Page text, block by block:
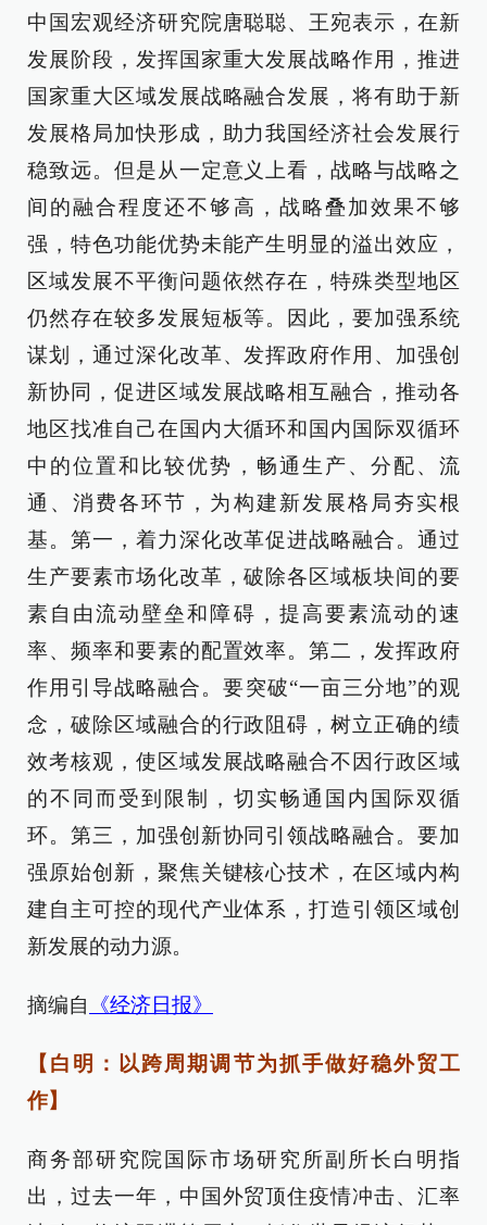
中国宏观经济研究院唐聪聪、王宛表示，在新
发展阶段，发挥国家重大发展战略作用，推进
国家重大区域发展战略融合发展，将有助于新
发展格局加快形成，助力我国经济社会发展行
稳致远。但是从一定意义上看，战略与战略之
间的融合程度还不够高，战略叠加效果不够
强，特色功能优势未能产生明显的溢出效应，
区域发展不平衡问题依然存在，特殊类型地区
仍然存在较多发展短板等。因此，要加强系统
谋划，通过深化改革、发挥政府作用、加强创
新协同，促进区域发展战略相互融合，推动各
地区找准自己在国内大循环和国内国际双循环
中的位置和比较优势，畅通生产、分配、流
通、消费各环节，为构建新发展格局夯实根
基。第一，着力深化改革促进战略融合。通过
生产要素市场化改革，破除各区域板块间的要
素自由流动壁垒和障碍，提高要素流动的速
率、频率和要素的配置效率。第二，发挥政府
作用引导战略融合。要突破“一亩三分地”的观
念，破除区域融合的行政阻碍，树立正确的绩
效考核观，使区域发展战略融合不因行政区域
的不同而受到限制，切实畅通国内国际双循
环。第三，加强创新协同引领战略融合。要加
强原始创新，聚焦关键核心技术，在区域内构
建自主可控的现代产业体系，打造引领区域创
新发展的动力源。
摘编自 《经济日报》
【白明：以跨周期调节为抓手做好稳外贸工
作】
商务部研究院国际市场研究所副所长白明指
出，过去一年，中国外贸顶住疫情冲击、汇率